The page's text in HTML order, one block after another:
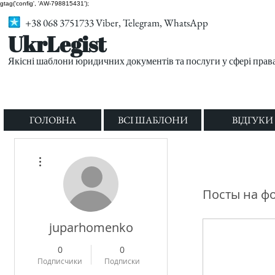
gtag('config', 'AW-798815431');
+38 068 3751733 Viber, Telegram, WhatsApp
UkrLegist
Якісні шаблони юридичних документів та послуги у сфері
ГОЛОВНА ВСІ ШАБЛОНИ ВІДГУКИ
juparhomenko
0
Подписчики
0
Подписки
Посты на